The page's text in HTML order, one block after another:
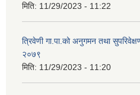
मिति: 11/29/2023 - 11:22
त्रिवेणी गा.पा.को अनुगमन तथा
२०७९
मिति: 11/29/2023 - 11:20